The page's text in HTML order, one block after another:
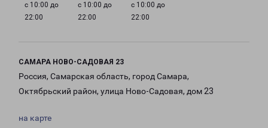
с 10:00 до
22:00
с 10:00 до
22:00
с 10:00 до
22:00
САМАРА НОВО-САДОВАЯ 23
Россия, Самарская область, город Самара,
Октябрьский район, улица Ново-Садовая, дом 23
на карте